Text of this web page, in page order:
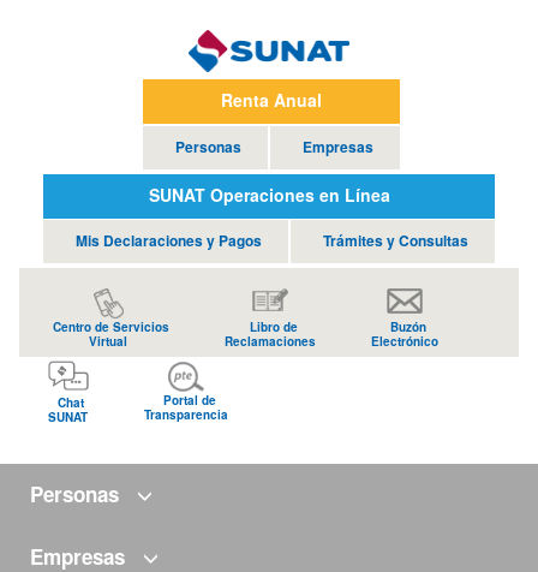
Renta Anual
Personas Empresas
SUNAT Operaciones en Línea
Mis Declaraciones y Pagos Trámites y Consultas
Centro de Servicios
Virtual
Libro de
Reclamaciones
Buzón
Electrónico
Chat
SUNAT
Portal de
Transparencia
Personas
Empresas